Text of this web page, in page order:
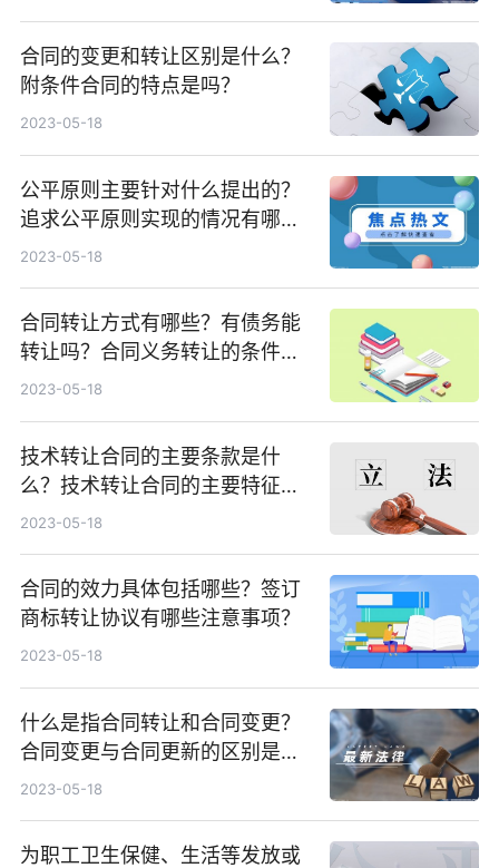
合同的变更和转让区别是什么？
附条件合同的特点是吗？
2023-05-18
公平原则主要针对什么提出的？
追求公平原则实现的情况有哪
些？
2023-05-18
合同转让方式有哪些？有债务能
转让吗？合同义务转让的条件有
哪些？
2023-05-18
技术转让合同的主要条款是什
么？技术转让合同的主要特征包
括了什么？
2023-05-18
合同的效力具体包括哪些？签订
商标转让协议有哪些注意事项？
2023-05-18
什么是指合同转让和合同变更？
合同变更与合同更新的区别是什
么？
2023-05-18
为职工卫生保健、生活等发放或